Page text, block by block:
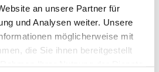
an unsere Partner für
und Analysen weiter. Unsere
möglicherweise mit
die Sie ihnen bereitgestellt
und Kundendienst